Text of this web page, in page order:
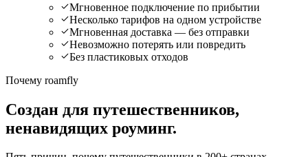
Мгновенное подключение по прибытии
Несколько тарифов на одном устройстве
Мгновенная доставка — без отправки
Невозможно потерять или повредить
Без пластиковых отходов
Почему roamfly
Создан для путешественников,
ненавидящих роуминг.